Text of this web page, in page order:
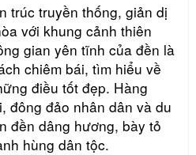
trúc truyền thống, giản dị
với khung cảnh thiên
gian yên tĩnh của đền là
chiêm bái, tìm hiểu về
điều tốt đẹp. Hàng
đông đảo nhân dân và du
đền dâng hương, bày tỏ
hùng dân tộc.